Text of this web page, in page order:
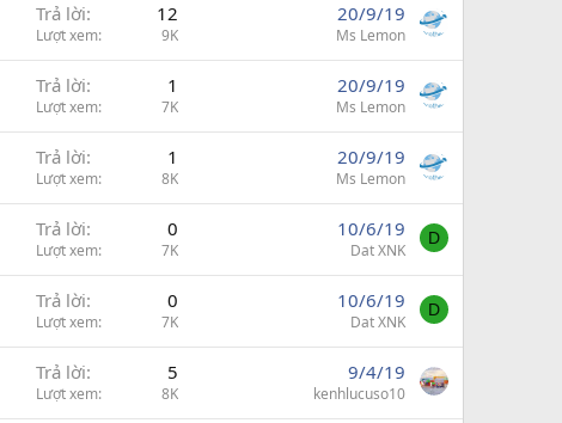
Trả lời 12
Lượt xem 9K
20/9/19
Ms Lemon
Trả lời 1
Lượt xem 7K
20/9/19
Ms Lemon
Trả lời 1
Lượt xem 8K
20/9/19
Ms Lemon
Trả lời 0
Lượt xem 7K
10/6/19
Dat XNK
D
Trả lời 0
Lượt xem 7K
10/6/19
Dat XNK
D
Trả lời 5
Lượt xem 8K
9/4/19
kenhlucuso10